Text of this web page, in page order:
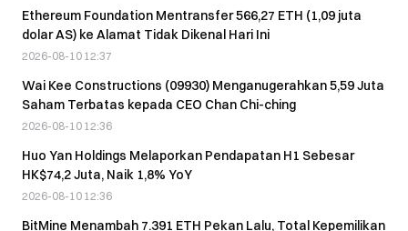
Ethereum Foundation Mentransfer 566,27 ETH (1,09 juta
dolar AS) ke Alamat Tidak Dikenal Hari Ini
2026-08-10 12:37
Wai Kee Constructions (09930) Menganugerahkan 5,59 Juta
Saham Terbatas kepada CEO Chan Chi-ching
2026-08-10 12:36
Huo Yan Holdings Melaporkan Pendapatan H1 Sebesar
HK$74,2 Juta, Naik 1,8% YoY
2026-08-10 12:36
BitMine Menambah 7.391 ETH Pekan Lalu, Total Kepemilikan